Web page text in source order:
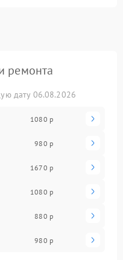
ремонта
дату 06.08.2026
1080 р
980 р
1670 р
1080 р
880 р
980 р